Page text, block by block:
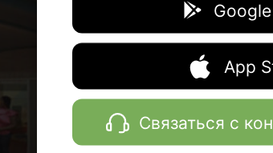
App
Связаться с